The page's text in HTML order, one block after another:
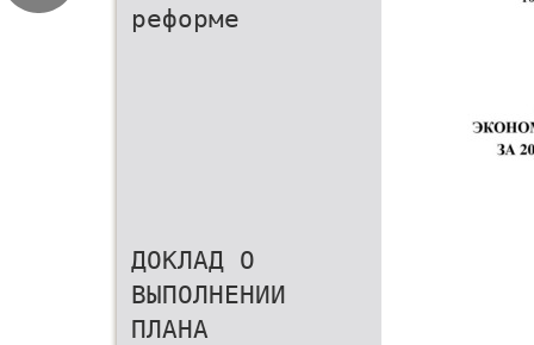
реформе
ДОКЛАД О
ВЫПОЛНЕНИИ
ПЛАНА